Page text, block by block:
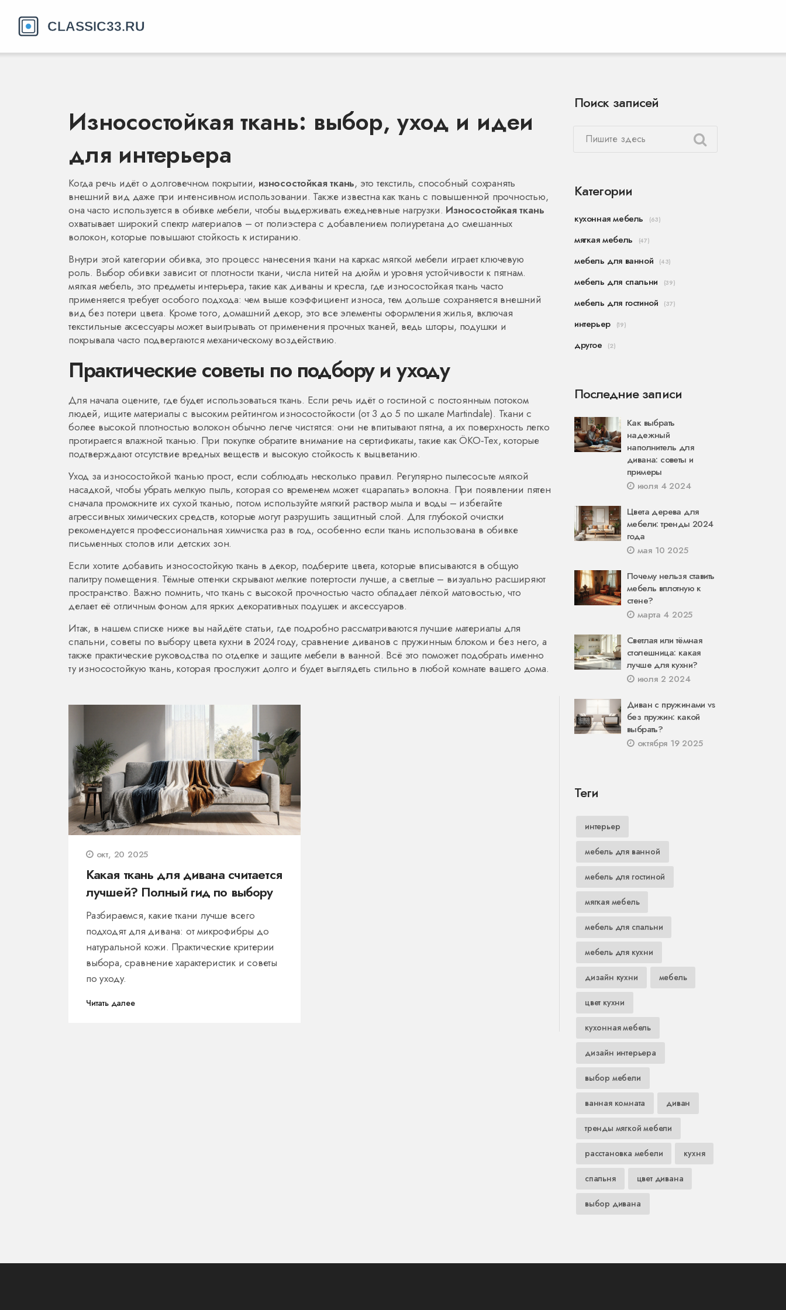
Износостойкая ткань: выбор, уход и идеи
для интерьера
Когда речь идёт о долговечном покрытии, износостойкая ткань, это текстиль, способный сохранять
внешний вид даже при интенсивном использовании. Также известна как ткань с повышенной прочностью,
оначасто используется в обивке мебели, чтобы выдерживать ежедневные нагрузки. Износостойкая ткань
охватывает широкий спектр материалов – от полиэстера с добавлением полиуретана до смешанных
волокон, которые повышают стойкость к истиранию.
Внутри этой категории обивка, это процесс нанесения ткани на каркас мягкой мебели играет ключевую
роль. Выбор обивки зависит от плотности ткани, числа нитей на дюйм и уровня устойчивости к пятнам.
мягкая мебель, это предметы интерьера, такие как диваны и кресла, где износостойкая ткань часто
применяется требует особого подхода: чем выше коэффициент износа, тем дольше сохраняется внешний
вид без потери цвета. Кроме того,домашний декор, это все элементы оформления жилья, включая
текстильные аксессуары может выигрывать от применения прочных тканей, ведь шторы, подушки и
покрывала часто подвергаются механическому воздействию.
Практические советы по подбору и уходу
Для начала оцените, где будет использоваться ткань. Если речь идёт о гостиной с постоянным потоком
людей, ищите материалы с высоким рейтингом износостойкости (от 3 до 5 по шкале Martindale). Ткани с
более высокой плотностью волокон обычно легче чистятся: они не впитывают пятна, а их поверхность легко
протирается влажной тканью. При покупке обратите внимание на сертификаты, такие как ÖKO‑Tex, которые
подтверждают отсутствие вредных веществ и высокую стойкость к выцветанию.
Уход за износостойкой тканью прост, если соблюдать несколько правил. Регулярно пылесосьте мягкой
насадкой, чтобы убрать мелкую пыль, которая со временем может «царапать» волокна. При появлении пятен
сначала промокните их сухой тканью, потом используйте мягкий раствор мыла и воды – избегайте
агрессивных химических средств, которые могут разрушить защитный слой. Для глубокой очистки
рекомендуется профессиональная химчистка раз в год, особенно если ткань использована в обивке
письменных столов или детских зон.
Если хотите добавить износостойкую ткань в декор, подберите цвета, которые вписываются в общую
палитру помещения. Тёмные оттенки скрывают мелкие потертости лучше, а светлые – визуально расширяют
пространство. Важно помнить, что ткань с высокой прочностью часто обладает лёгкой матовостью, что
делает её отличным фоном для ярких декоративных подушек и аксессуаров.
Итак, в нашем списке ниже вы найдёте статьи, где подробно рассматриваются лучшие материалы для
спальни, советы по выбору цвета кухни в 2024 году, сравнение диванов с пружинным блоком и без него, а
также практические руководства по отделке и защите мебели в ванной. Всё это поможет подобрать именно
ту износостойкую ткань, которая прослужит долго и будет выглядеть стильно в любой комнате вашего дома.
окт, 20 2025
Какая ткань для дивана считается
лучшей? Полный гид по выбору
Разбираемся, какие ткани лучше всего
подходят для дивана: от микрофибры до
натуральной кожи. Практические критерии
выбора, сравнение характеристик и советы
по уходу.
Читать далее
Поиск записей
Категории
кухонная мебель (63)
мягкая мебель (47)
мебель для ванной (43)
мебель для спальни (39)
мебель для гостиной (37)
интерьер (19)
другое (2)
Последние записи
Как выбрать
надежный
наполнитель для
дивана: советы и
примеры
июля 4 2024
Цвета дерева для
мебели: тренды 2024
года
мая 10 2025
Почему нельзя ставить
мебель вплотную к
стене?
марта 4 2025
Светлая или тёмная
столешница: какая
лучше для кухни?
июля 2 2024
Диван с пружинами vs
без пружин: какой
выбрать?
октября 19 2025
Теги
интерьер
мебель для ванной
мебель для гостиной
мягкая мебель
мебель для спальни
мебель для кухни
дизайн кухни мебель
цвет кухни
кухонная мебель
дизайн интерьера
выбор мебели
ванная комната диван
тренды мягкой мебели
расстановка мебели кухня
спальня цвет дивана
выбор дивана